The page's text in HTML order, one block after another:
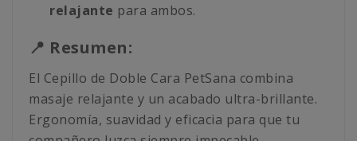
relajante para ambos.
📍 Resumen:
El Cepillo de Doble Cara PetSana combina
masaje relajante y un acabado ultra-brillante.
Ergonomía, suavidad y eficacia para que tu